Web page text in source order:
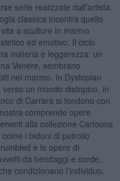
serie realizzate dall’artista.
classica incontra quello
a sculture in marmo
ed emotivo. Il ciclo
materia e leggerezza: un
Venere, sembrano
nel marmo. In Dystopian
un mondo distopico, in
di Carrara si fondono con
comprende opere
alla collezione Cartoons
i bidoni di petrolio
e le opere di
da bendaggi e corde,
condizionano l’individuo.